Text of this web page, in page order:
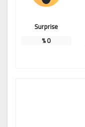
Surprise
0
%